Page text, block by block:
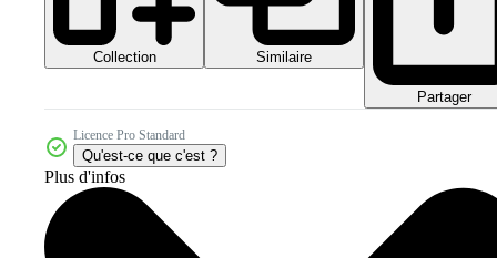
Collection Similaire
Partager
Licence Pro Standard
Qu'est-ce que c'est ?
Plus d'infos